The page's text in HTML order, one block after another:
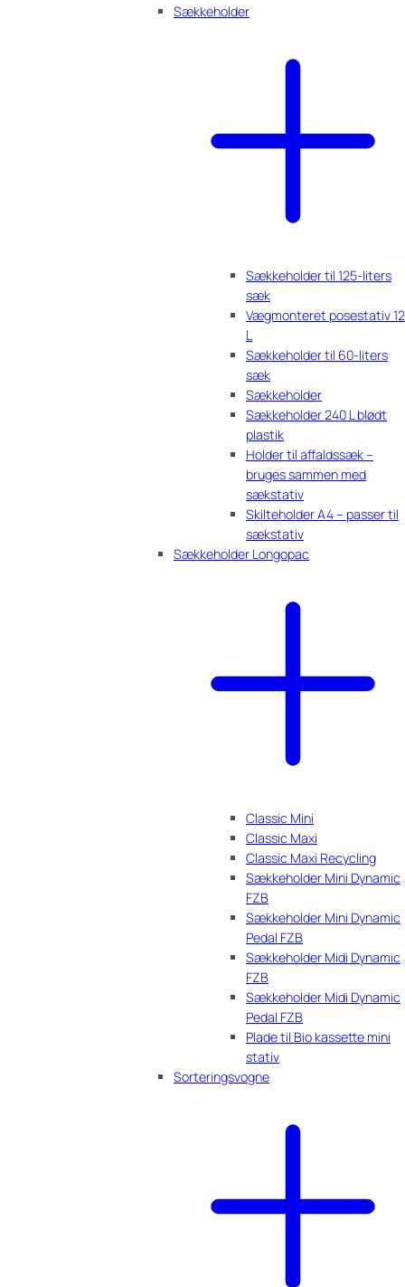
Sækkeholder
Sækkeholder til 125-liters
sæk
Vægmonteret posestativ
L
Sækkeholder til 60-liters
sæk
Sækkeholder
Sækkeholder 240 L blødt
plastik
Holder til affaldssæk –
bruges sammen med
sækstativ
Skilteholder A4 – passer til
sækstativ
Sækkeholder Longopac
Classic Mini
Classic Maxi
Classic Maxi Recycling
Sækkeholder Mini Dynamic
FZB
Sækkeholder Mini Dynamic
Pedal FZB
Sækkeholder Midi Dynamic
FZB
Sækkeholder Midi Dynamic
Pedal FZB
Plade til Bio kassette mini
stativ
Sorteringsvogne